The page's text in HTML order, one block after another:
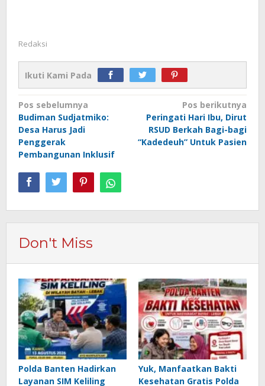
Redaksi
Ikuti Kami Pada
Navigasi
pos
Pos sebelumnya
Budiman Sudjatmiko:
Desa Harus Jadi
Penggerak
Pembangunan Inklusif
Pos berikutnya
Peringati Hari Ibu, Dirut
RSUD Berkah Bagi-bagi
“Kadedeuh” Untuk Pasien
Don't Miss
Polda Banten Hadirkan
Layanan SIM Keliling
Yuk, Manfaatkan Bakti
Kesehatan Gratis Polda